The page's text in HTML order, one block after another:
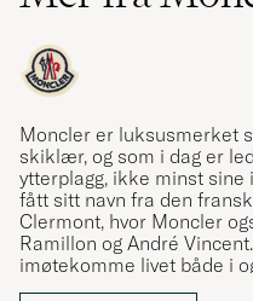
Moncler er luksusmerket
skiklær, og som i dag er
ytterplagg, ikke minst
fått sitt navn fra den
Clermont, hvor Moncler
Ramillon og André
imøtekomme livet både i
bakkene, og appellerer til